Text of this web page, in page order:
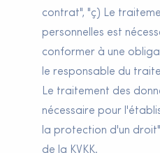
contrat", "ç) Le
personnelles est
conformer à une
le responsable du
Le traitement des
nécessaire pour
la protection d'un
de la KVKK.